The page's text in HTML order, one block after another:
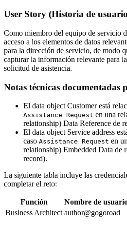
User Story (Historia de
Como miembro del equipo de servicio
acceso a los elementos de datos
para la dirección de servicio, de modo
capturar la información relevante para
solicitud de asistencia.
Notas técnicas documentadas
El data objectCustomerestá
Assistance Request en una
relationship) Data Reference de
El data object Service address
caso Assistance Request en
relationship) Embedded Data de
record).
La siguiente tabla incluye las
completar el reto:
Función Nombre de
Business Architect author@gogoroad